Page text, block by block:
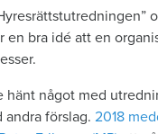
en bra idé att en
hänt något med
förslag. 2018